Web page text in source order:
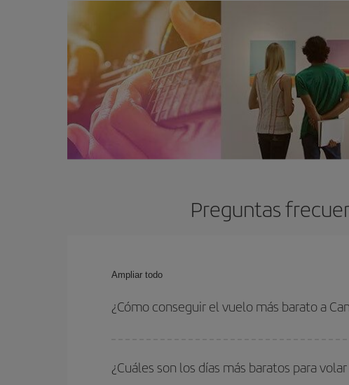
Preguntas
Ampliar todo
¿Cómo conseguir el vuelo más barato a
vuelta. Además, si no tienes decidido un destino
¿Cuáles son los días más baratos para